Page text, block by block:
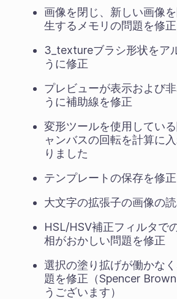
画像を閉じ、新しい画像
生するメモリの問題を修正
3_textureブラシ形状をア
うに修正
プレビューが表示および
うに補助線を修正
変形ツールを使用してい
ャンバスの回転を計算に
りました
テンプレートの保存を修正
大文字の拡張子の画像の
HSL/HSV補正フィルタで
相がおかしい問題を修正
選択の塗り拡げが働かな
題を修正（Spencer
うございます）